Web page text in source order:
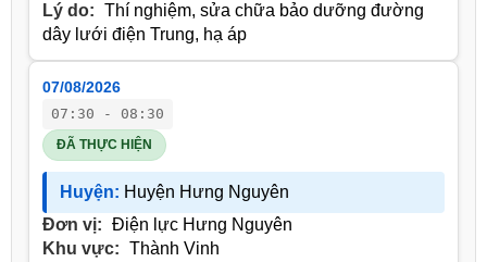
Lý do: Thí nghiệm, sửa chữa bảo dưỡng đường
dây lưới điện Trung, hạ áp
07/08/2026
07:30 - 08:30
ĐÃ THỰC HIỆN
Huyện: Huyện Hưng Nguyên
Đơn vị: Điện lực Hưng Nguyên
Khu vực: Thành Vinh